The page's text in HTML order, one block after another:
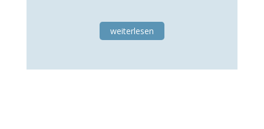
weiterlesen